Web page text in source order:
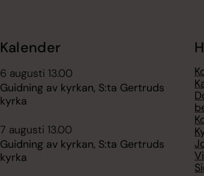
Kalender
6 augusti 13.00
Guidning av kyrkan, S:ta Gertruds
kyrka
7 augusti 13.00
Guidning av kyrkan, S:ta Gertruds
kyrka